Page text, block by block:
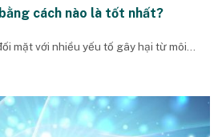
cách nào là tốt nhất?
mặt với nhiều yếu tố gây hại từ môi...